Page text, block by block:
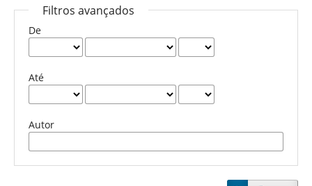
Filtros avançados
De
Até
Autor